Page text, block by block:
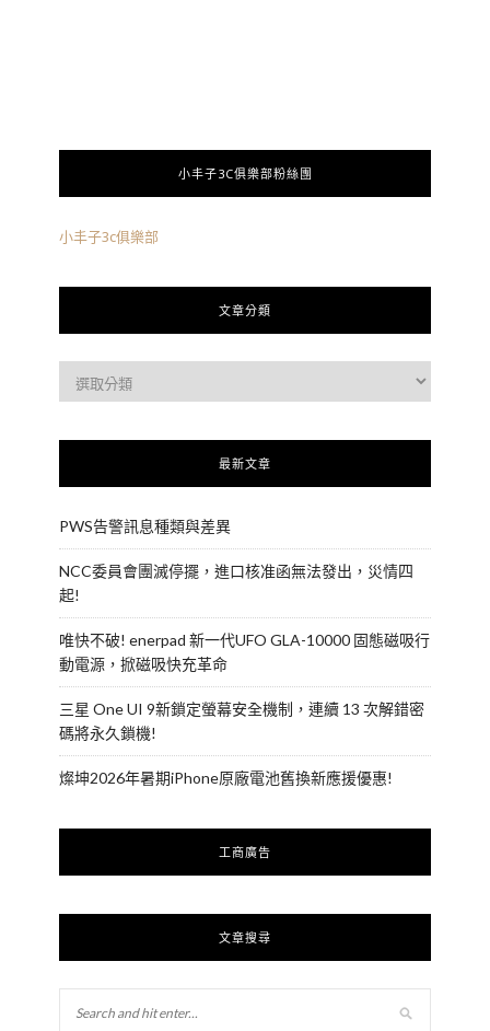
小丰子3C俱樂部粉絲團
小丰子3c俱樂部
文章分類
最新文章
PWS告警訊息種類與差異
NCC委員會團滅停擺，進口核准函無法發出，災情四
起!
唯快不破! enerpad 新一代UFO GLA-10000 固態磁吸行
動電源，掀磁吸快充革命
三星 One UI 9新鎖定螢幕安全機制，連續 13 次解錯密
碼將永久鎖機!
燦坤2026年暑期iPhone原廠電池舊換新應援優惠!
工商廣告
文章搜尋